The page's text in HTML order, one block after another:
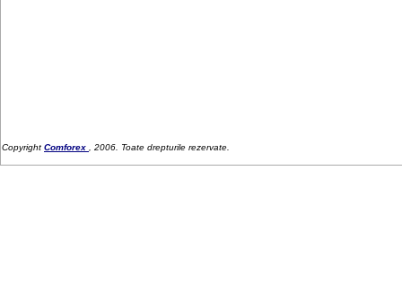
Copyright Comforex , 2006. Toate drepturile rezervate.